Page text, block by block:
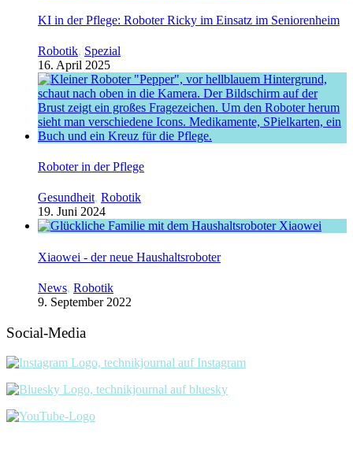
KI in der Pflege: Roboter Ricky im Einsatz im Seniorenheim
Robotik, Spezial
16. April 2025
Roboter in der Pflege
Gesundheit, Robotik
19. Juni 2024
Xiaowei - der neue Haushaltsroboter
News, Robotik
9. September 2022
Social-Media